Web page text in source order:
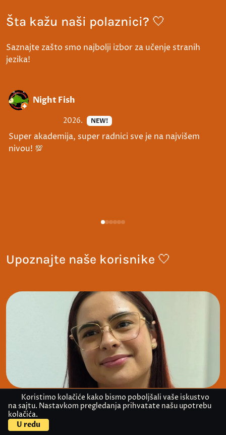
Šta kažu naši polaznici? 🤍
Saznajte zašto smo najbolji izbor za učenje stranih
jezika!
Night Fish
2026. NEW!
Super akademija, super radnici sve je na najvišem
nivou! 💯
Upoznajte naše korisnike 🤍
Koristimo kolačiće kako bismo poboljšali vaše iskustvo
na sajtu. Nastavkom pregledanja prihvatate našu upotrebu
kolačića.
U redu